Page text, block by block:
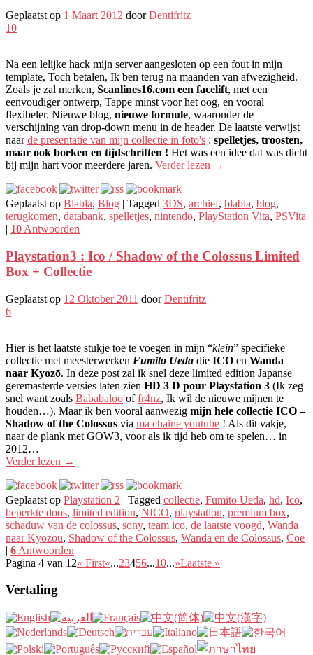
Geplaatst op 1 Maart 2012 doorDentifritz
10
Na een lelijke hack mijn server aangesloten op een fout in mijn
template, Toch betalen, Ik ben terug na maanden van afwezigheid.
Zoals je zal merken, Scanlines16.com een ​​facelift, met een
eenvoudiger ontwerp, Tappe minst voor het oog, en vooral
flexibeler. Nieuwe blog, nieuwe formule, waaronder de
verschijning van drop-down menu in de header. De laatste verwijst
naarde presentatie van mijn collectie in foto's : spelletjes, troosten,
maar ook boeken en tijdschriften ! Het was een idee dat was dicht
bij mijn hart voor meerdere jaren. Verder lezen →
Geplaatst op Blabla, Blog | Tagged 3DS, archief, blabla, blog,
terugkomen, databank, spelletjes, nintendo, PlayStation Vita, PSVita
| 10 Antwoorden
Playstation3 : Ico / Shadow of the Colossus Limited
Box + Collectie
Geplaatst op 12 Oktober 2011 doorDentifritz
6
Hier is het laatste stukje toe te voegen in mijn “klein” specifieke
collectie met meesterwerken Fumito Ueda die ICO en Wanda
naar Kyozō. In deze post zal ik snel deze limited edition Japanse
geremasterde versies laten zien HD 3 D ​​pour Playstation 3 (Ik zeg
snel want zoals Bababaloo offr4nz, Ik wil de nieuwe mijnen te
houden…). Maar ik ben vooral aanwezig mijn hele collectie ICO –
Shadow of the Colossus via ma chaine youtube ! Als dit vakje,
naar de plank met GOW3, voor als ik tijd heb om te spelen… in
2012…
Verder lezen →
Geplaatst op Playstation 2 | Tagged collectie, Fumito Ueda, hd, Ico,
beperkte doos, limited edition, NICO, playstation, premium box,
schaduw van de colossus, sony, team ico, de laatste voogd, Wanda
naar Kyozou, Shadow of the Colossus, Wanda en de Colossus, Coe
| 6 Antwoorden
Pagina 4 van 12« First«...23456...10...»Laatste »
Vertaling